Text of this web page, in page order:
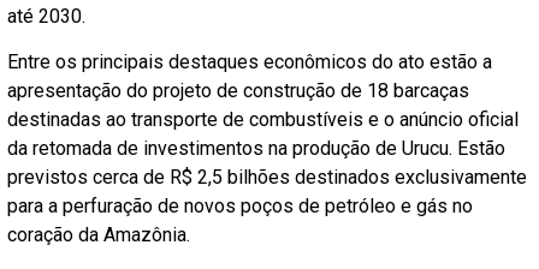
até 2030.
Entre os principais destaques econômicos do ato estão a
apresentação do projeto de construção de 18 barcaças
destinadas ao transporte de combustíveis e o anúncio oficial
da retomada de investimentos na produção de Urucu. Estão
previstos cerca de R$ 2,5 bilhões destinados exclusivamente
para a perfuração de novos poços de petróleo e gás no
coração da Amazônia.